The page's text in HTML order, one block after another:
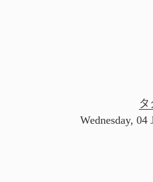
タ
Wednesday, 04